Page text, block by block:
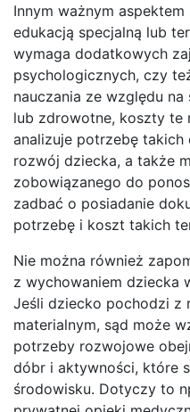
Innym ważnym
edukacją specjalną lub
wymaga dodatkowych
psychologicznych, czy
nauczania ze względu
lub zdrowotne, koszty te
analizuje potrzebę takich
rozwój dziecka, a także
zobowiązanego do
zadbać o posiadanie
potrzebę i koszt takich
Nie można również
z wychowaniem dziecka
Jeśli dziecko pochodzi z
materialnym, sąd może
potrzeby rozwojowe
dóbr i aktywności, które
środowisku. Dotyczy to